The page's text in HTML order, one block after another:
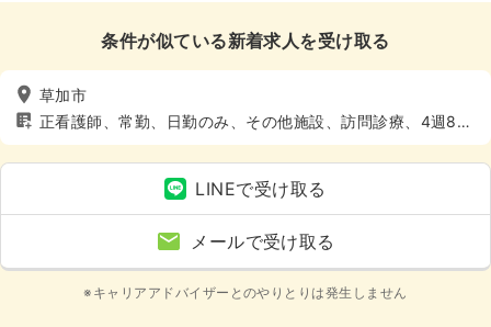
条件が似ている新着求人を受け取る
草加市
正看護師、常勤、日勤のみ、その他施設、訪問診療、4週8休
以上、土日休み
LINEで受け取る
メールで受け取る
※キャリアアドバイザーとのやりとりは発生しません